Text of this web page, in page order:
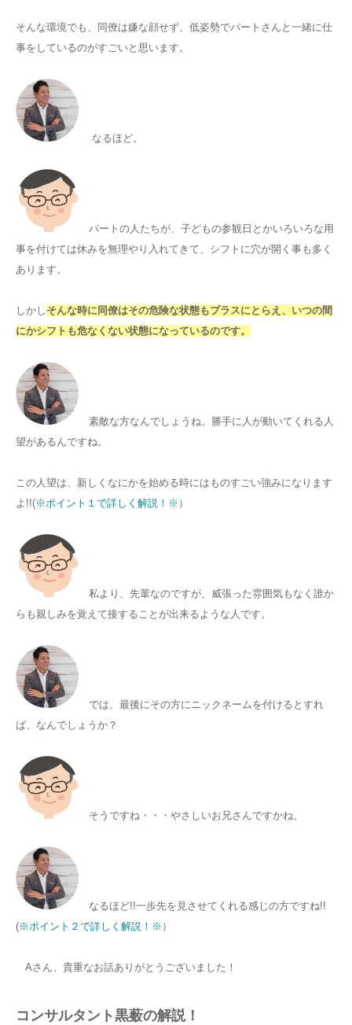
そんな環境でも、同僚は嫌な顔せず、低姿勢でパートさんと一緒に仕
事をしているのがすごいと思います。
なるほど。
パートの人たちが、子どもの参観日とかいろいろな用
事を付けては休みを無理やり入れてきて、シフトに穴が開く事も多く
あります。
しかし そんな時に同僚はその危険な状態もプラスにとらえ、いつの間
にかシフトも危なくない状態になっているのです。
素敵な方なんでしょうね。勝手に人が動いてくれる人
望があるんですね。
この人望は、新しくなにかを始める時にはものすごい強みになります
よ!!(※ポイント１で詳しく解説！※ ）
私より、先輩なのですが、威張った雰囲気もなく誰か
らも親しみを覚えて接することが出来るような人です。
では、最後にその方にニックネームを付けるとすれ
ば、なんでしょうか？
そうですね・・・やさしいお兄さんですかね。
なるほど!!一歩先を見させてくれる感じの方ですね!!
(※ポイント２で詳しく解説！※ ）
Aさん、貴重なお話ありがとうございました！
コンサルタント黒薮の解説！